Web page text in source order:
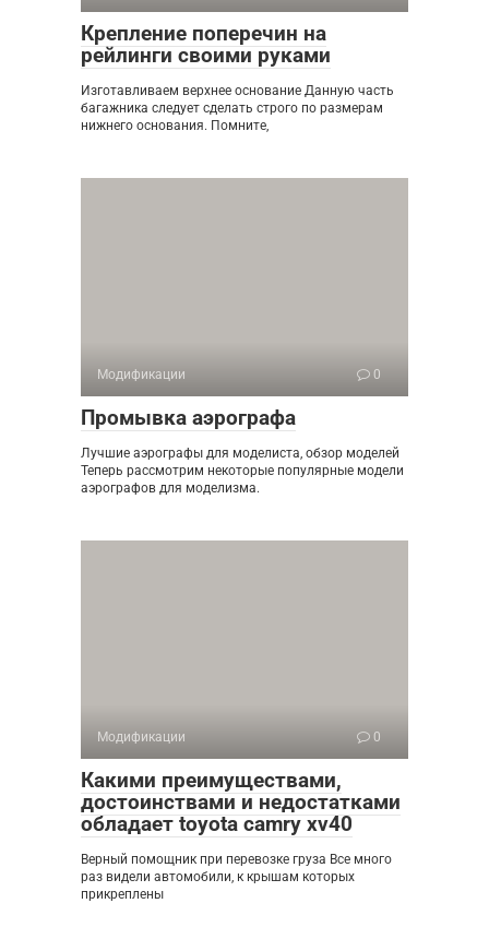
Крепление поперечин на
рейлинги своими руками
Изготавливаем верхнее основание Данную часть
багажника следует сделать строго по размерам
нижнего основания. Помните,
Модификации 0
Промывка аэрографа
Лучшие аэрографы для моделиста, обзор моделей
Теперь рассмотрим некоторые популярные модели
аэрографов для моделизма.
Модификации 0
Какими преимуществами,
достоинствами и недостатками
обладает toyota camry xv40
Верный помощник при перевозке груза Все много
раз видели автомобили, к крышам которых
прикреплены